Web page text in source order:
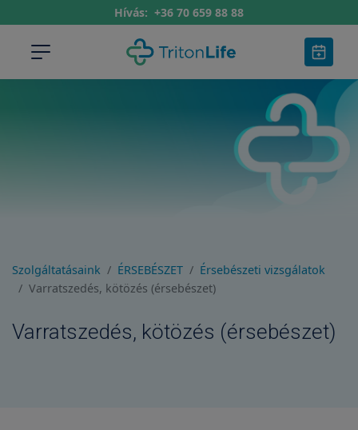
Hívás: +36 70 659 88 88
Szolgáltatásaink ÉRSEBÉSZET
Érsebészeti vizsgálatok
Varratszedés, kötözés (érsebészet)
Varratszedés, kötözés (érsebészet)